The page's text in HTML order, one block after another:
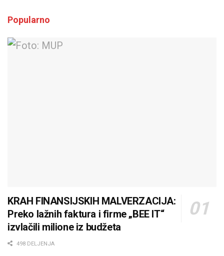
Popularno
KRAH FINANSIJSKIH MALVERZACIJA:
Preko lažnih faktura i firme „BEE IT“
izvlačili milione iz budžeta
498 DELJENJA